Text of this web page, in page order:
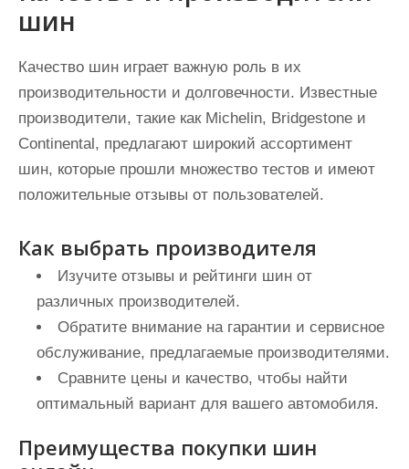
шин
Качество шин играет важную роль в их
производительности и долговечности. Известные
производители, такие как Michelin, Bridgestone и
Continental, предлагают широкий ассортимент
шин, которые прошли множество тестов и имеют
положительные отзывы от пользователей.
Как выбрать производителя
Изучите отзывы и рейтинги шин от
различных производителей.
Обратите внимание на гарантии и сервисное
обслуживание, предлагаемые производителями.
Сравните цены и качество, чтобы найти
оптимальный вариант для вашего автомобиля.
Преимущества покупки шин